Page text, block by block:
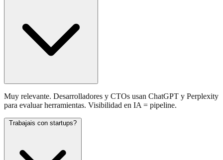
Muy relevante. Desarrolladores y CTOs usan ChatGPT y Perplexity
para evaluar herramientas. Visibilidad en IA = pipeline.
Trabajais con startups?